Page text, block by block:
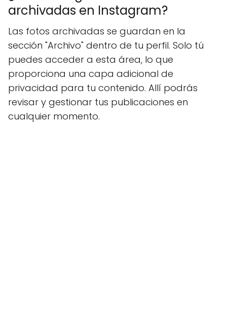
archivadas en Instagram?
Las fotos archivadas se guardan en la
sección "Archivo" dentro de tu perfil. Solo tú
puedes acceder a esta área, lo que
proporciona una capa adicional de
privacidad para tu contenido. Allí podrás
revisar y gestionar tus publicaciones en
cualquier momento.